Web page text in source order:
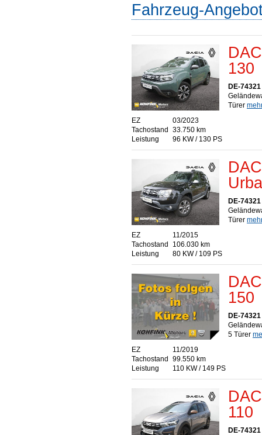
Fahrzeug-
130
DE-
Türer
EZ
03/2023
Tachostand
33.750 km
Leistung
96 KW / 130 PS
DE-
Türer
EZ
11/2015
Tachostand
106.030 km
Leistung
80 KW / 109 PS
150
DE-
5 Türer
EZ
11/2019
Tachostand
99.550 km
Leistung
110 KW / 149 PS
110
DE-